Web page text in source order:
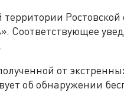
Соответствующее
от
об обнаружении